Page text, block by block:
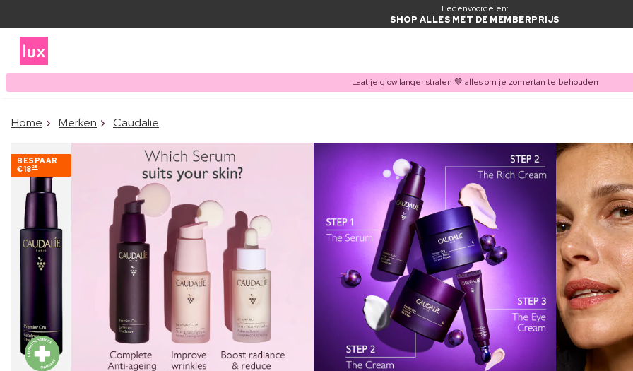
Ledenvoordelen:
SHOP ALLES MET DE MEMBERPRIJS
Laat je glow langer stralen 🤎 alles om je zomertan te behouden
Home Merken Caudalie
BESPAAR
€18 25